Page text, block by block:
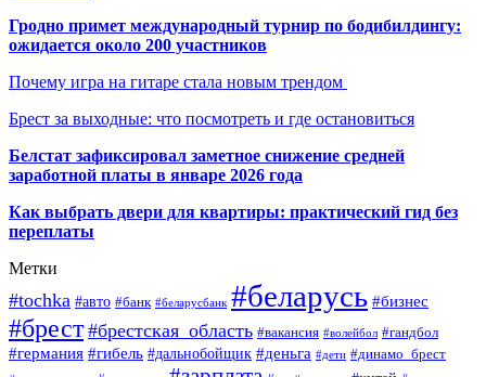
Гродно примет международный турнир по бодибилдингу:
ожидается около 200 участников
Почему игра на гитаре стала новым трендом
Брест за выходные: что посмотреть и где остановиться
Белстат зафиксировал заметное снижение средней
заработной платы в январе 2026 года
Как выбрать двери для квартиры: практический гид без
переплаты
Метки
#tochka #авто #банк #беларусбанк #беларусь #бизнес
#брест #брестская_область #вакансия #волейбол #гандбол
#германия #гибель #дальнобойщик #деньга #дети #динамо_брест